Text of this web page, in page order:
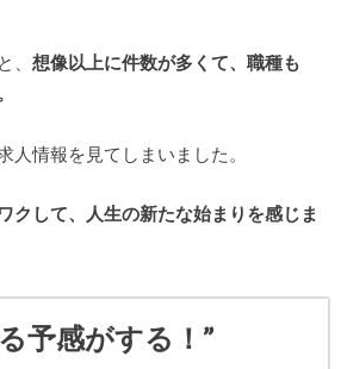
、 想像以上に件数が多くて、職種も
人情報を見てしまいました。
クして、人生の新たな始まりを感じま
予感がする！”